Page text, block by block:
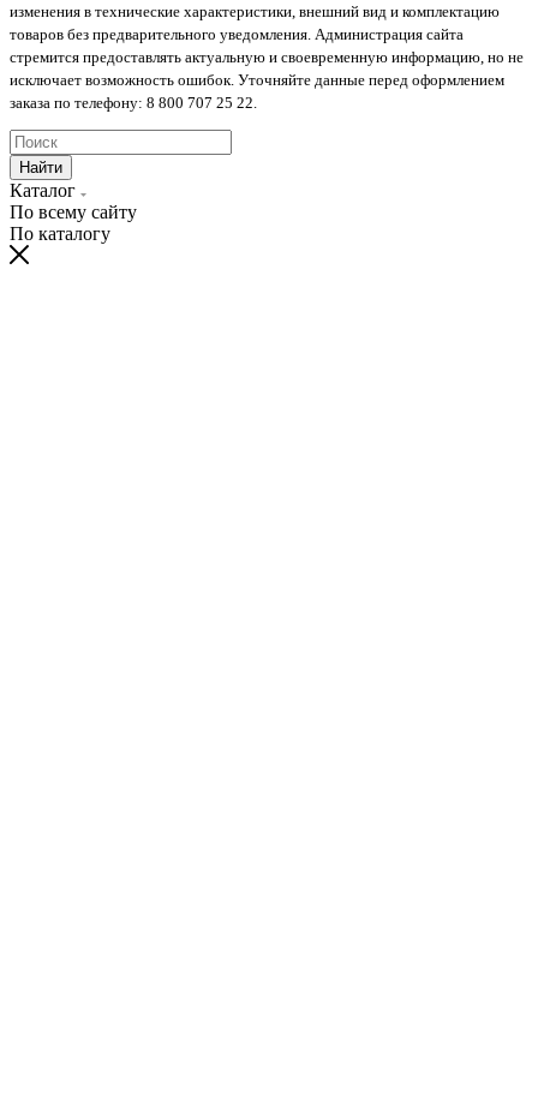
изменения в технические характеристики, внешний вид и комплектацию
товаров без предварительного уведомления. Администрация сайта
стремится предоставлять актуальную и своевременную информацию, но не
исключает возможность ошибок. Уточняйте данные перед оформлением
заказа по телефону: 8 800 707 25 22.
Найти
Каталог
По всему сайту
По каталогу